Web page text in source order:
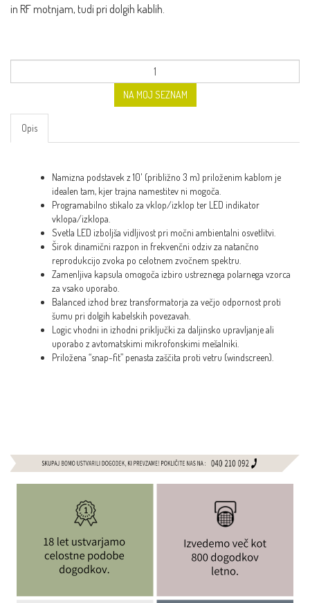
in RF motnjam, tudi pri dolgih kablih.
NA MOJ SEZNAM
Opis
Namizna podstavek z 10' (približno 3 m) priloženim kablom je
idealen tam, kjer trajna namestitev ni mogoča.
Programabilno stikalo za vklop/izklop ter LED indikator
vklopa/izklopa.
Svetla LED izboljša vidljivost pri močni ambientalni osvetlitvi.
Širok dinamični razpon in frekvenčni odziv za natančno
reprodukcijo zvoka po celotnem zvočnem spektru.
Zamenljiva kapsula omogoča izbiro ustreznega polarnega vzorca
za vsako uporabo.
Balanced izhod brez transformatorja za večjo odpornost proti
šumu pri dolgih kabelskih povezavah.
Logic vhodni in izhodni priključki za daljinsko upravljanje ali
uporabo z avtomatskimi mikrofonskimi mešalniki.
Priložena “snap-fit” penasta zaščita proti vetru (windscreen).